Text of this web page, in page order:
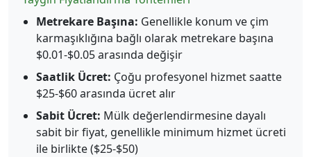
Metrekare Başına: Genellikle konum ve çim
karmaşıklığına bağlı olarak metrekare başına
$0.01-$0.05 arasında değişir
Saatlik Ücret: Çoğu profesyonel hizmet saatte
$25-$60 arasında ücret alır
Sabit Ücret: Mülk değerlendirmesine dayalı
sabit bir fiyat, genellikle minimum hizmet ücreti
ile birlikte ($25-$50)